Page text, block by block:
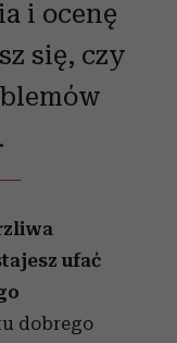
i ocenę
się, czy
ufać
dobrego